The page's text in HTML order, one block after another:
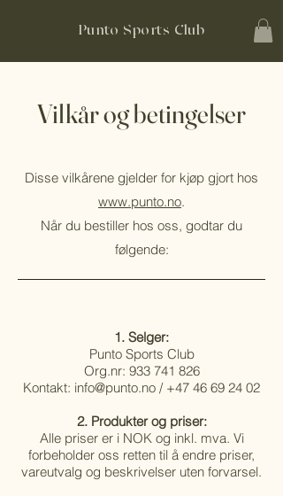
Punto Sports Club
Vilkår og betingelser
Disse vilkårene gjelder for kjøp gjort hos
www.punto.no.
Når du bestiller hos oss, godtar du
følgende:
1. Selger:
Punto Sports Club
Org.nr: 933 741 826
Kontakt: info@punto.no / +47 46 69 24 02
2. Produkter og priser:
Alle priser er i NOK og inkl. mva. Vi
forbeholder oss retten til å endre priser,
vareutvalg og beskrivelser uten forvarsel.